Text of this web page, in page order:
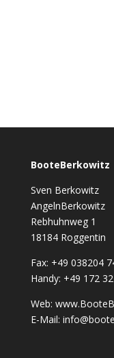
BooteBerkowitz
Sven Berkowitz
AngelnBerkowitz
Rebhuhnweg 1
18184 Roggentin
Fax: +49 038204
Handy: +49 172
Web:
E-Mail: